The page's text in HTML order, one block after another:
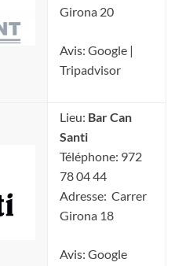
Girona 20
Avis: Google |
Tripadvisor
Lieu: Bar Can
Santi
Téléphone: 972
78 04 44
Adresse: Carrer
Girona 18
Avis: Google